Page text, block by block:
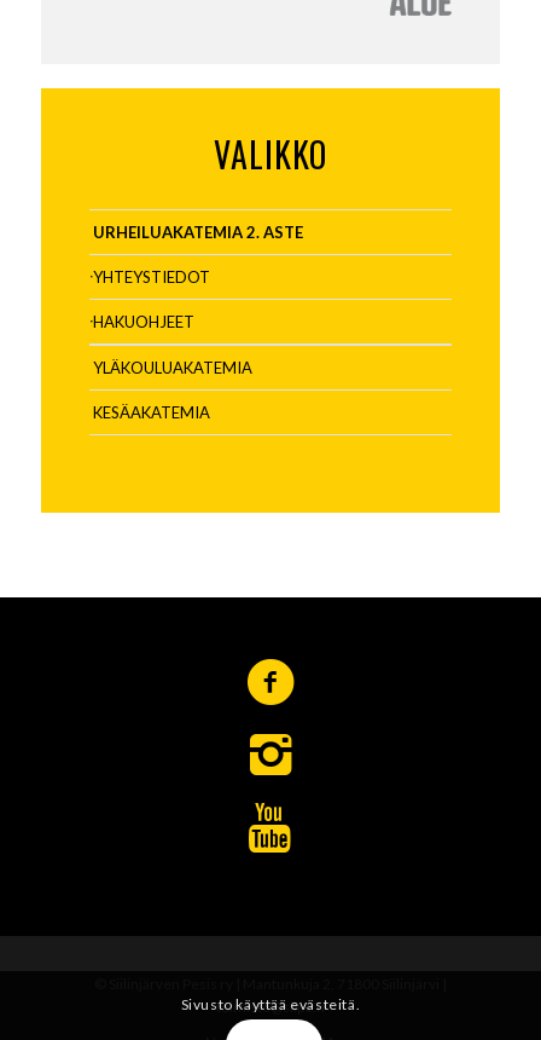
VALIKKO
URHEILUAKATEMIA 2. ASTE
YHTEYSTIEDOT
HAKUOHJEET
YLÄKOULUAKATEMIA
KESÄAKATEMIA
toimisto@siipe.fi
Sivusto käyttää evästeitä.